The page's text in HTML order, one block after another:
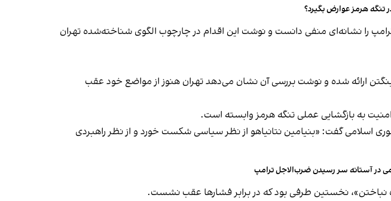
تنگه هرمز عوارض بگیرد؟
را نشانه‌ای منفی دانست و نوشت این اقدام در چارچوب الگوی شناخته‌شده تهران
کرد که به واشینگتن ارائه شده و نوشت بررسی آن نشان می‌دهد تهران هنوز از مواضع خود عقب
به بازگشایی عملی تنگه هرمز وابسته است.
اسلامی گفت: «بنیامین نتانیاهو از نظر سیاسی شکست خورد و از نظر راهبردی
در آستانه سر رسیدن ضرب‌الاجل ترامپ
نباختن»، نخستین طرفی بود که در برابر فشارها عقب نشست.